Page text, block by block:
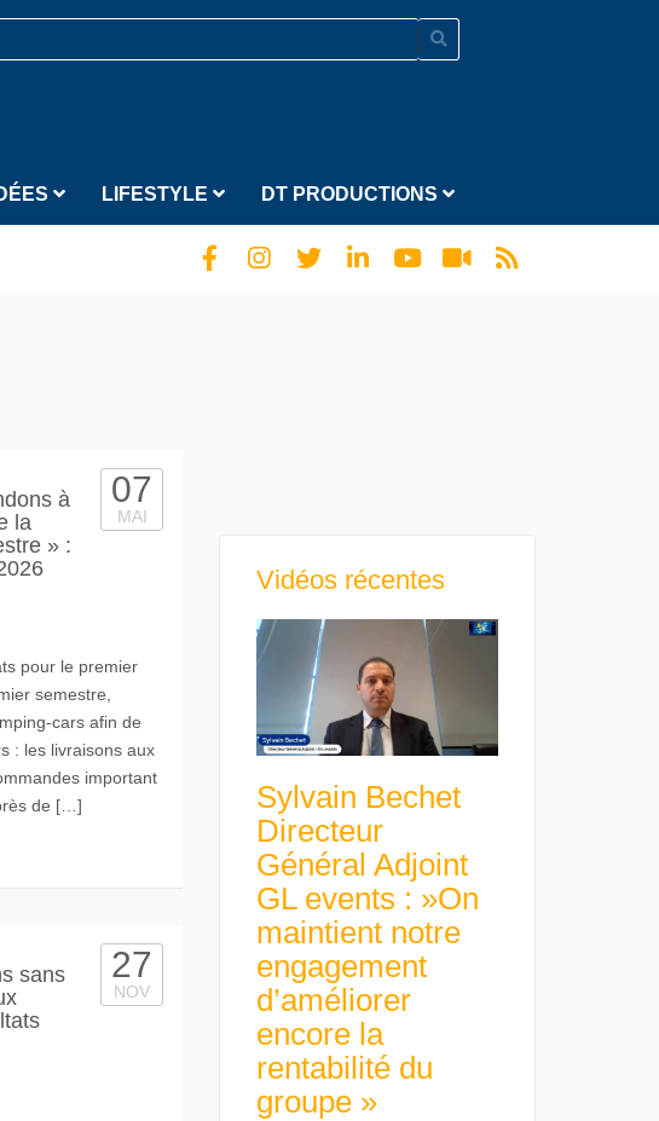
LIFESTYLE DT PRODUCTIONS
à
la
» :
07
MAI
pour le premier
semestre,
cars afin de
: les livraisons aux
important
de […]
sans
27
NOV
Vidéos récentes
Sylvain Bechet
Directeur
Général Adjoint
GL events : »On
maintient notre
engagement
d’améliorer
encore la
rentabilité du
groupe »